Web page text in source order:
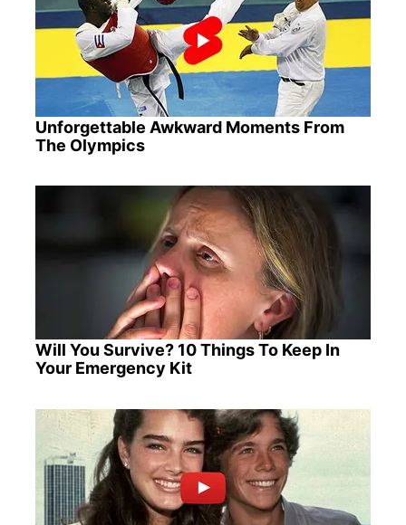
Unforgettable Awkward Moments From
The Olympics
Will You Survive? 10 Things To Keep In
Your Emergency Kit